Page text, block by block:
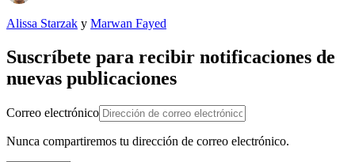
Alissa Starzak y Marwan Fayed
Suscríbete para recibir notificaciones de
nuevas publicaciones
Correo electrónico
Nunca compartiremos tu dirección de correo electrónico.